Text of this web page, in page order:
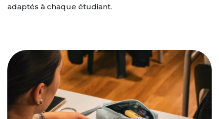
adaptés à chaque étudiant.